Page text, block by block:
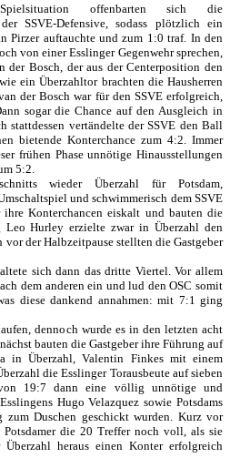
offenbarten sich die
SSVE-Defensive, sodass plötzlich ein
Pirzer auftauchte und zum 1:0 traf. In den
von einer Esslinger Gegenwehr sprechen,
Bosch, der aus der Centerposition den
ein Überzahltor brachten die Hausherren
der Bosch war für den SSVE erfolgreich,
sogar die Chance auf den Ausgleich in
stattdessen vertändelte der SSVE den Ball
bietende Konterchance zum 4:2. Immer
frühen Phase unnötige Hinausstellungen
5:2.
wieder Überzahl für Potsdam,
und schwimmerisch dem SSVE
ihre Konterchancen eiskalt und bauten die
Leo Hurley erzielte zwar in Überzahl den
der Halbzeitpause stellten die Gastgeber
sich dann das dritte Viertel. Vor allem
dem anderen ein und lud den OSC somit
diese dankend annahmen: mit 7:1 ging
dennoch wurde es in den letzten acht
bauten die Gastgeber ihre Führung auf
in Überzahl, Valentin Finkes mit einem
die Esslinger Torausbeute auf sieben
19:7 dann eine völlig unnötige und
Hugo Velazquez sowie Potsdams
zum Duschen geschickt wurden. Kurz vor
die 20 Treffer noch voll, als sie
heraus einen Konter erfolgreich